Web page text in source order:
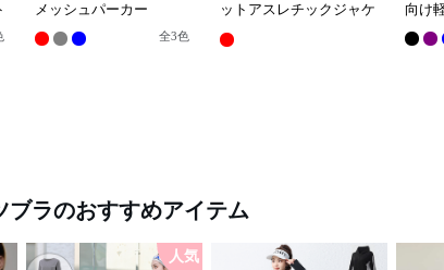
メッシュパーカー
全3色
ットアスレチックジャケ
向け
ブラのおすすめアイテム
人気